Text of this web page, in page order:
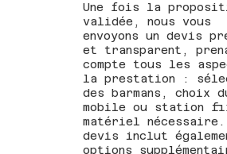
Une fois la
validée, nous vous
envoyons un devis
et transparent,
compte tous les
la prestation :
des barmans, choix
mobile ou station
matériel nécessaire.
devis inclut
options